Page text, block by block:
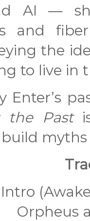
AI —
and
the
to live in
Enter’s
the Past
Intro
Orpheus